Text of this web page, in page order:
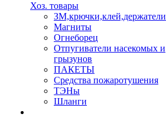
Хоз. товары
ЗМ,крючки,клей,держатели
Магниты
Огнеборец
Отпугиватели насекомых и
грызунов
ПАКЕТЫ
Средства пожаротушения
ТЭНы
Шланги